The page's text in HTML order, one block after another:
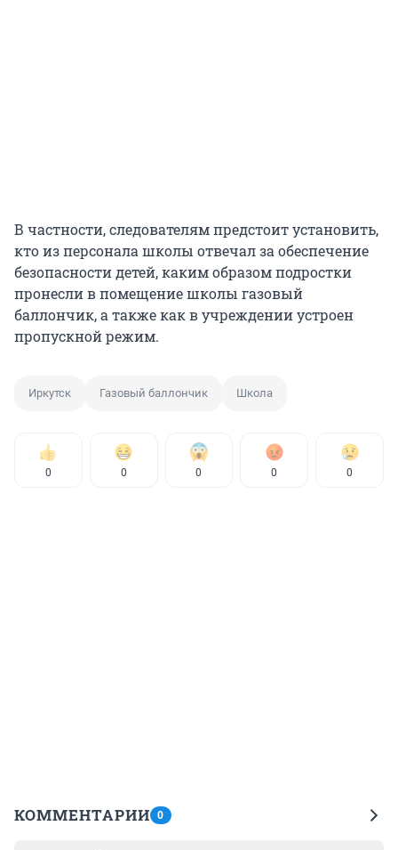
В частности, следователям предстоит установить,
кто из персонала школы отвечал за обеспечение
безопасности детей, каким образом подростки
пронесли в помещение школы газовый
баллончик, а также как в учреждении устроен
пропускной режим.
Иркутск Газовый баллончик Школа
0 0 0 0 0
КОММЕНТАРИИ 0